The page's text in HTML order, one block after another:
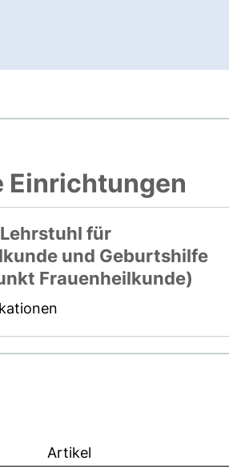
Link, öffnet neues
Einrichtungen
für
und Geburtshilfe
Frauenheilkunde)
Artikel